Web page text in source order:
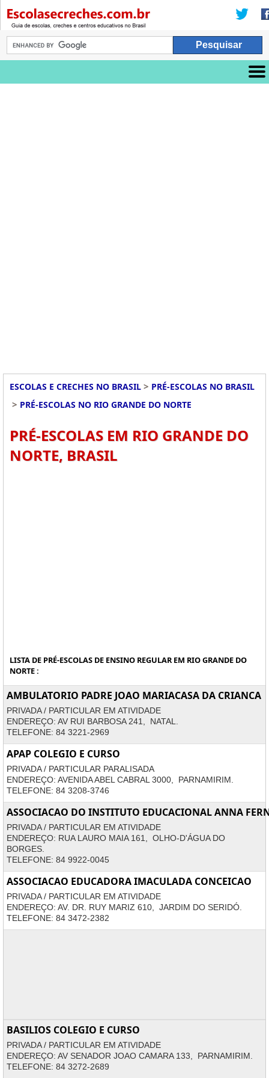
ESCOLAS E CRECHES NO BRASIL > PRÉ-ESCOLAS NO BRASIL
> PRÉ-ESCOLAS NO RIO GRANDE DO NORTE
PRÉ-ESCOLAS EM RIO GRANDE DO
NORTE, BRASIL
LISTA DE PRÉ-ESCOLAS DE ENSINO REGULAR EM RIO GRANDE DO
NORTE :
AMBULATORIO PADRE JOAO MARIACASA DA CRIANCA
PRIVADA / PARTICULAR EM ATIVIDADE
ENDEREÇO: AV RUI BARBOSA 241, NATAL.
TELEFONE: 84 3221-2969
APAP COLEGIO E CURSO
PRIVADA / PARTICULAR PARALISADA
ENDEREÇO: AVENIDA ABEL CABRAL 3000, PARNAMIRIM.
TELEFONE: 84 3208-3746
ASSOCIACAO DO INSTITUTO EDUCACIONAL ANNA
PRIVADA / PARTICULAR EM ATIVIDADE
ENDEREÇO: RUA LAURO MAIA 161, OLHO-D'ÁGUA DO
BORGES.
TELEFONE: 84 9922-0045
ASSOCIACAO EDUCADORA IMACULADA CONCEICAO
PRIVADA / PARTICULAR EM ATIVIDADE
ENDEREÇO: AV. DR. RUY MARIZ 610, JARDIM DO SERIDÓ.
TELEFONE: 84 3472-2382
BASILIOS COLEGIO E CURSO
PRIVADA / PARTICULAR EM ATIVIDADE
ENDEREÇO: AV SENADOR JOAO CAMARA 133, PARNAMIRIM.
TELEFONE: 84 3272-2689